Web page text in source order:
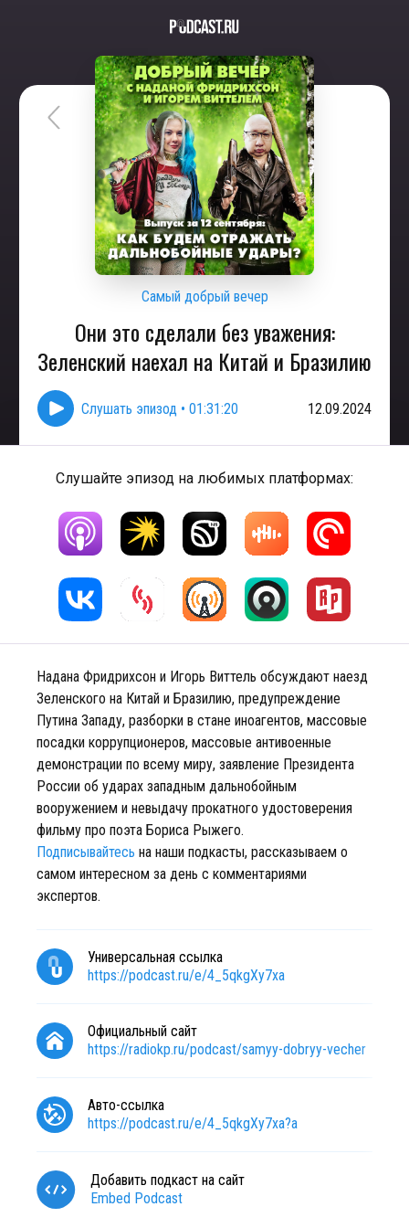
Самый добрый вечер
Они это сделали без уважения:
Зеленский наехал на Китай и Бразилию
Слушать эпизод • 01:31:20 12.09.2024
Слушайте эпизод на любимых платформах:
Надана Фридрихсон и Игорь Виттель обсуждают наезд
Зеленского на Китай и Бразилию, предупреждение
Путина Западу, разборки в стане иноагентов, массовые
посадки коррупционеров, массовые антивоенные
демонстрации по всему миру, заявление Президента
России об ударах западным дальнобойным
вооружением и невыдачу прокатного удостоверения
фильму про поэта Бориса Рыжего.
Подписывайтесь на наши подкасты, рассказываем о
самом интересном за день с комментариями
экспертов.
Универсальная ссылка
https://podcast.ru/e/4_5qkgXy7xa
Официальный сайт
https://radiokp.ru/podcast/samyy-dobryy-vecher
Авто-ссылка
https://podcast.ru/e/4_5qkgXy7xa?a
Добавить подкаст на сайт
Embed Podcast